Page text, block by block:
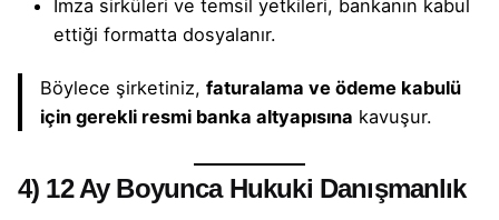
İmza sirküleri ve temsil yetkileri, bankanın kabul
ettiği formatta dosyalanır.
Böylece şirketiniz,faturalama ve ödeme kabulü
için gerekli resmi banka altyapısına kavuşur.
4) 12 Ay Boyunca Hukuki Danışmanlık